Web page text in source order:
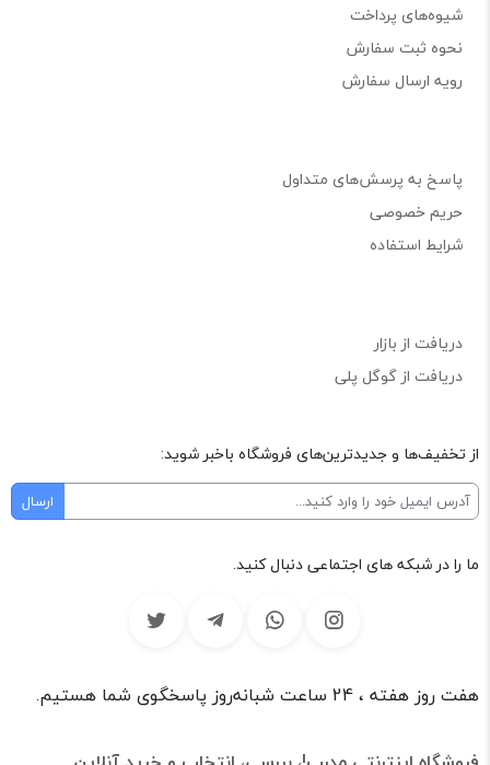
شیوه‌های پرداخت
نحوه ثبت سفارش
رویه ارسال سفارش
پاسخ به پرسش‌های متداول
حریم خصوصی
شرایط استفاده
دریافت از بازار
دریافت از گوگل پلی
از تخفیف‌ها و جدیدترین‌های فروشگاه باخبر شوید:
ما را در شبکه های اجتماعی دنبال کنید.
هفت روز هفته ، 24 ساعت شبانه‌روز پاسخگوی شما هستیم.